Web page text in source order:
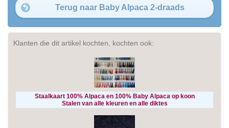
Terug naar Baby Alpaca 2-draads
Klanten die dit artikel kochten, kochten ook:
Staalkaart 100% Alpaca en 100% Baby Alpaca op koon
Stalen van alle kleuren en alle diktes